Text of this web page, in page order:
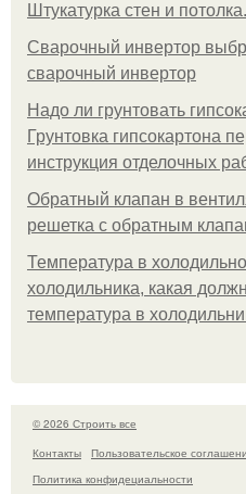
Штукатурка стен и
Сварочный инвертор
сварочный инвертор
Надо ли грунтовать
Грунтовка гипсокартона
инструкция отделочных
Обратный клапан в
решетка с обратным
Температура в
холодильника, какая
температура в
© 2026 Строить все
Контакты
Пользовательское
Политика конфидециальности